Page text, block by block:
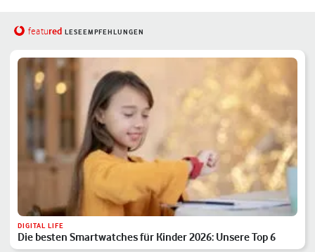
featured LESEEMPFEHLUNGEN
DIGITAL LIFE
Die besten Smartwatches für Kinder 2026: Unsere Top 6